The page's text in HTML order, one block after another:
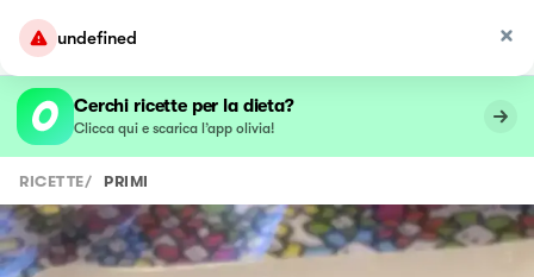
undefined
Cerchi ricette per la dieta?
Clicca qui e scarica l’app olivia!
RICETTE/ PRIMI